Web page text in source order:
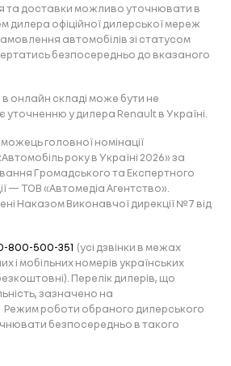
та доставки можливо уточнювати в
офіційної дилерської мереж
автомобілів зі статусом
безпосередньо до вказаного
онлайн складі може бути не
уточненню у дилера Renault в Україні.
головної номінації
року в Україні 2026» за
Громадського та Експертного
— ТОВ «Автомедіа Агентство».
Наказом Виконавчої дирекції №7 від
800-500-351 (усі дзвінки в межах
і мобільних номерів українських
Перелік дилерів, що
зазначено на
Режим роботи обраного дилерського
безпосередньо в такого